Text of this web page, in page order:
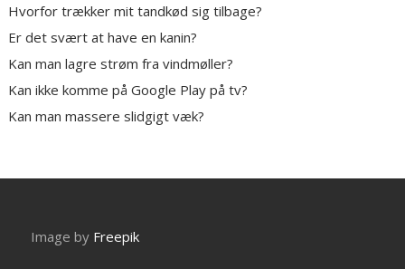
Hvorfor trækker mit tandkød sig tilbage?
Er det svært at have en kanin?
Kan man lagre strøm fra vindmøller?
Kan ikke komme på Google Play på tv?
Kan man massere slidgigt væk?
Image by Freepik